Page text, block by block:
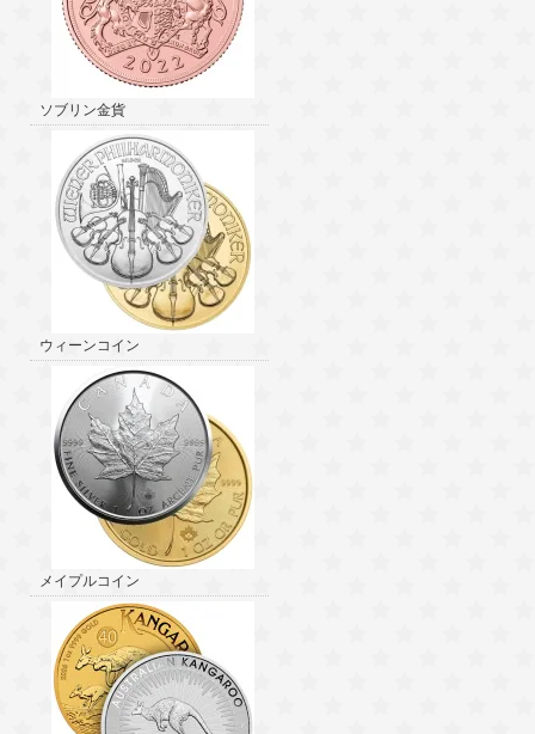
ソブリン金貨
ウィーンコイン
メイプルコイン